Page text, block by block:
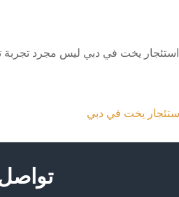
استئجار يخت في دبي ليس مجرد تجربة